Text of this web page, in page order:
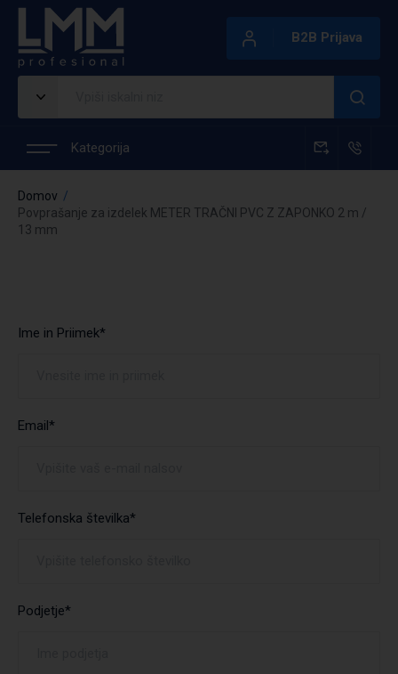
B2B Prijava
Kategorija
Domov
Povprašanje za izdelek METER TRAČNI PVC Z ZAPONKO 2 m /
13 mm
Ime in Priimek*
Email*
Telefonska številka*
Podjetje*